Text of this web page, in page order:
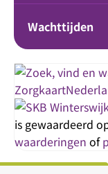
Wachttijden
is gewaardeerd
waarderingen of